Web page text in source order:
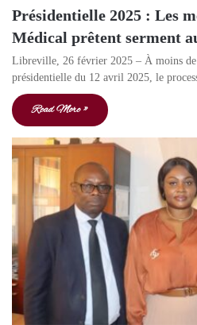
Présidentielle 2025 : Les
Médical prêtent serment
Libreville, 26 février 2025 – À moins de
présidentielle du 12 avril 2025, le
Read More »